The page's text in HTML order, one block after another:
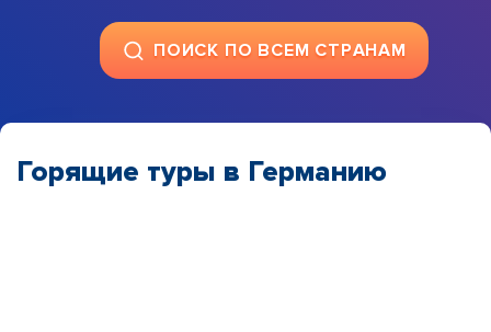
ПОИСК ПО ВСЕМ СТРАНАМ
Горящие туры в Германию